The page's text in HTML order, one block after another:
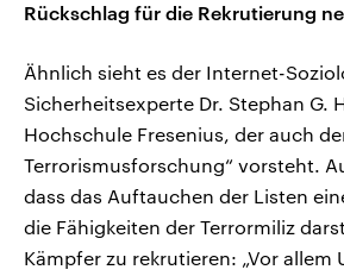
Rückschlag für die Rekrutierung
Ähnlich sieht es der Internet-
Sicherheitsexperte Dr. Stephan G.
Hochschule Fresenius, der auch
Terrorismusforschung“ vorsteht.
dass das Auftauchen der Listen
die Fähigkeiten der Terrormiliz
Kämpfer zu rekrutieren: „Vor allem